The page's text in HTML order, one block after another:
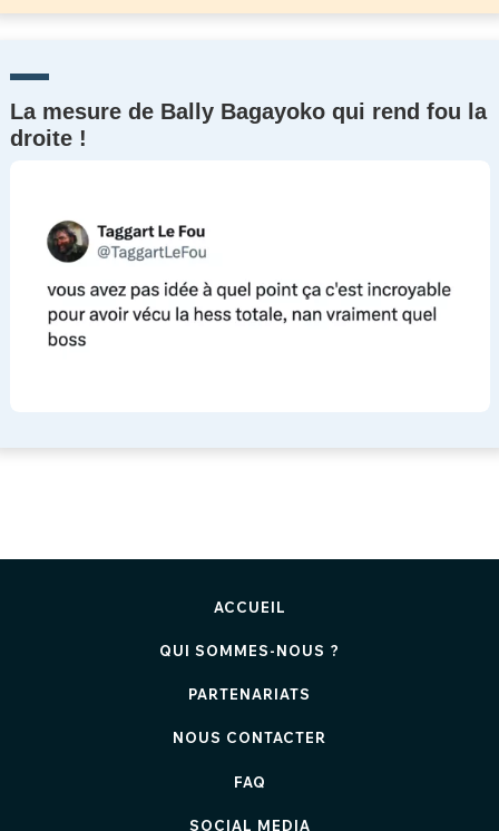
La mesure de Bally Bagayoko qui rend fou la
droite !
ACCUEIL
QUI SOMMES-NOUS ?
PARTENARIATS
NOUS CONTACTER
FAQ
SOCIAL MEDIA